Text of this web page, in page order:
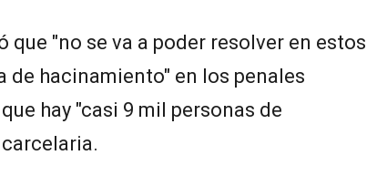
que "no se va a poder resolver en estos
de hacinamiento" en los penales
hay "casi 9 mil personas de